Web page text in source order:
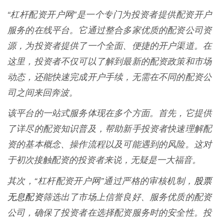
“杠杆配资开户网”是一个专门为投资者提供配资开户
服务的在线平台。它通过整合多家优质的配资公司资
源，为投资者提供了一个全面、便捷的开户渠道。在
这里，投资者不仅可以了解到最新的配资政策和市场
动态，还能快速完成开户手续，无需在不同的配资公
司之间来回奔波。
该平台的一站式服务体现在多个方面。首先，它提供
了详尽的配资知识普及，帮助新手投资者快速理解配
资的基本概念、操作流程以及可能遇到的风险。这对
于初次接触配资的投资者来说，无疑是一大福音。
其次，“杠杆配资开户网”通过严格的审核机制， 股票
无息配资筛选出了市场上信誉良好、服务优质的配资
公司，确保了投资者在选择配资服务时的安全性。投